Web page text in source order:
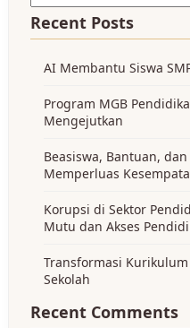
Recent Posts
AI Membantu Siswa
Program MGB
Mengejutkan
Beasiswa, Bantuan,
Memperluas
Korupsi di Sektor
Mutu dan Akses
Transformasi
Sekolah
Recent Comments